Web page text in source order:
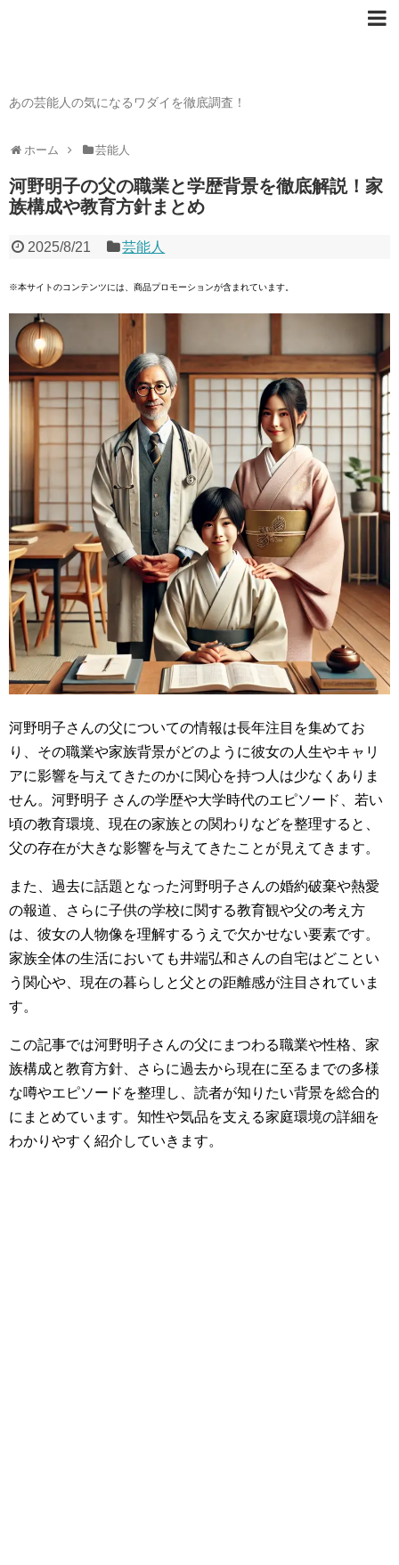
あの芸能人の気になるワダイを徹底調査！
ホーム 芸能人
河野明子の父の職業と学歴背景を徹底解説！家
族構成や教育方針まとめ
2025/8/21 芸能人
※本サイトのコンテンツには、商品プロモーションが含まれています。
河野明子さんの父についての情報は長年注目を集めてお
り、その職業や家族背景がどのように彼女の人生やキャリ
アに影響を与えてきたのかに関心を持つ人は少なくありま
せん。河野明子 さんの学歴や大学時代のエピソード、若い
頃の教育環境、現在の家族との関わりなどを整理すると、
父の存在が大きな影響を与えてきたことが見えてきます。
また、過去に話題となった河野明子さんの婚約破棄や熱愛
の報道、さらに子供の学校に関する教育観や父の考え方
は、彼女の人物像を理解するうえで欠かせない要素です。
家族全体の生活においても井端弘和さんの自宅はどことい
う関心や、現在の暮らしと父との距離感が注目されていま
す。
この記事では河野明子さんの父にまつわる職業や性格、家
族構成と教育方針、さらに過去から現在に至るまでの多様
な噂やエピソードを整理し、読者が知りたい背景を総合的
にまとめています。知性や気品を支える家庭環境の詳細を
わかりやすく紹介していきます。